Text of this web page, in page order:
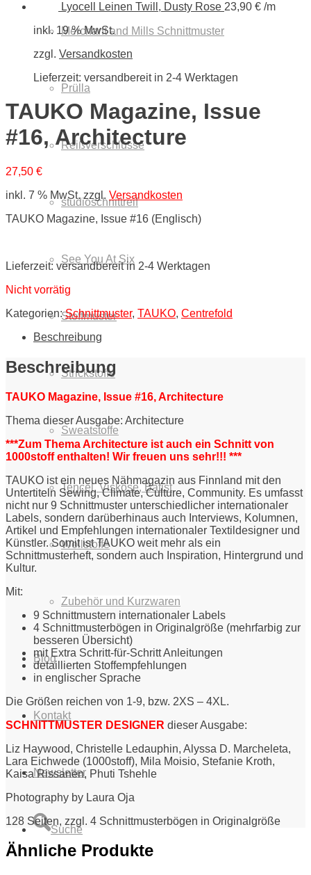
Merchant and Mills Schnittmuster
Prülla
Reißverschlüsse
studioschnittreif
See You At Six
Stoffmuster
Strickstoffe
Sweatstoffe
Tencel, Viskose, Batist
Wollstoffe
Zubehör und Kurzwaren
Blog
Kontakt
Newsletter
Suche
Lyocell Leinen Twill, Dusty Rose 23,90 € /m
inkl. 19 % MwSt.
zzgl. Versandkosten
Lieferzeit: versandbereit in 2-4 Werktagen
TAUKO Magazine, Issue
#16, Architecture
27,50 €
inkl. 7 % MwSt. zzgl. Versandkosten
TAUKO Magazine, Issue #16 (Englisch)
Lieferzeit: versandbereit in 2-4 Werktagen
Nicht vorrätig
Kategorien:Schnittmuster, TAUKO, Centrefold
Beschreibung
Beschreibung
TAUKO Magazine, Issue #16, Architecture
Thema dieser Ausgabe: Architecture
***Zum Thema Architecture ist auch ein Schnitt von
1000stoff enthalten! Wir freuen uns sehr!!! ***
TAUKO ist ein neues Nähmagazin aus Finnland mit den
Untertiteln Sewing, Climate, Culture, Community. Es umfasst
nicht nur 9 Schnittmuster unterschiedlicher internationaler
Labels, sondern darüberhinaus auch Interviews, Kolumnen,
Artikel und Empfehlungen internationaler Textildesigner und
Künstler. Somit ist TAUKO weit mehr als ein
Schnittmusterheft, sondern auch Inspiration, Hintergrund und
Kultur.
Mit:
9 Schnittmustern internationaler Labels
4 Schnittmusterbögen in Originalgröße (mehrfarbig zur
besseren Übersicht)
mit Extra Schritt-für-Schritt Anleitungen
detaillierten Stoffempfehlungen
in englischer Sprache
Die Größen reichen von 1-9, bzw. 2XS – 4XL.
SCHNITTMUSTER DESIGNER dieser Ausgabe:
Liz Haywood, Christelle Ledauphin, Alyssa D. Marcheleta,
Lara Eichwede (1000stoff), Mila Moisio, Stefanie Kroth,
Kaisa Rissanen, Phuti Tshehle
Photography by Laura Oja
128 Seiten, zzgl. 4 Schnittmusterbögen in Originalgröße
Ähnliche Produkte